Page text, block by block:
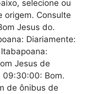
selecione ou
origem. Consulte
Jesus do.
Diariamente:
Jesus de
09:30:00: Bom.
de ônibus de